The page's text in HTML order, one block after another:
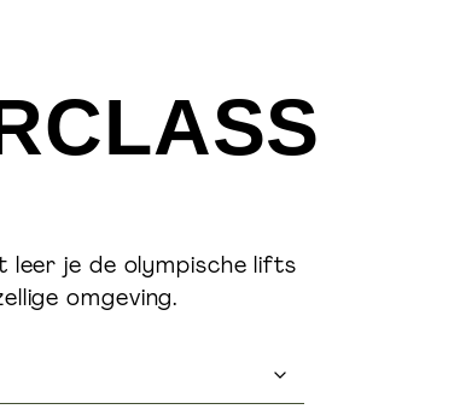
leer je de olympische lifts
omgeving.